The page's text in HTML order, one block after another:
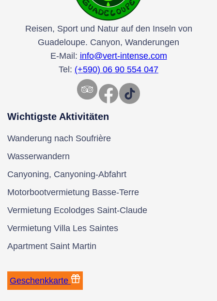
Reisen, Sport und Natur auf den Inseln von
Guadeloupe. Canyon, Wanderungen
E-Mail: info@vert-intense.com
Tel: (+590) 06 90 554 047
Facebook TikTok
Wichtigste Aktivitäten
Wanderung nach Soufrière
Wasserwandern
Canyoning, Canyoning-Abfahrt
Motorbootvermietung Basse-Terre
Vermietung Ecolodges Saint-Claude
Vermietung Villa Les Saintes
Apartment Saint Martin
Geschenkkarte